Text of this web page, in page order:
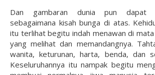
Dan gambaran dunia pun dapat
sebagaimana kisah bunga di atas.
itu terlihat begitu indah menawan di
yang melihat dan memandangnya.
wanita, keturunan, harta, benda, dan
Keseluruhannya itu nampak begitu